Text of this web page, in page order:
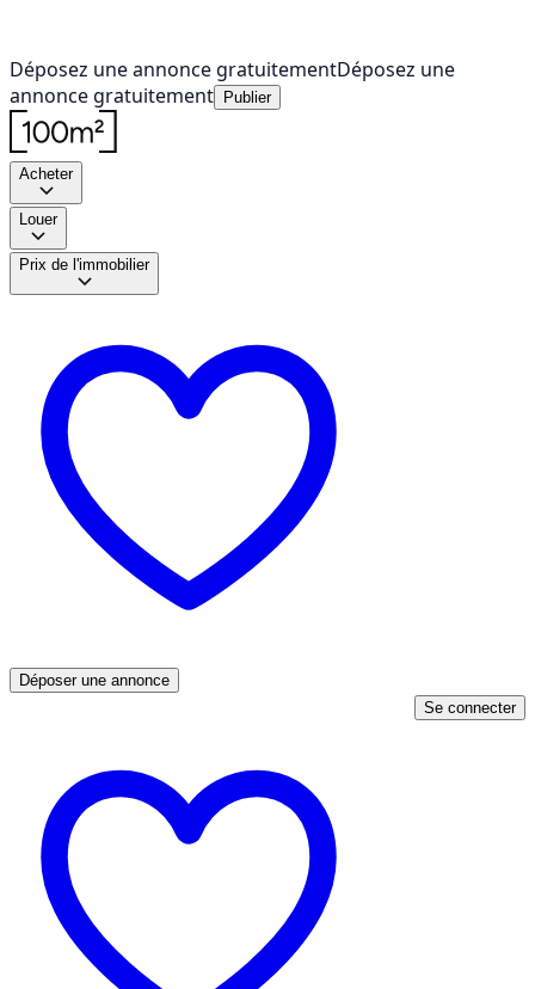
Déposez une annonce gratuitementDéposez une
annonce gratuitement
Publier
Acheter
Louer
Prix de l'immobilier
Déposer une annonce
Se connecter